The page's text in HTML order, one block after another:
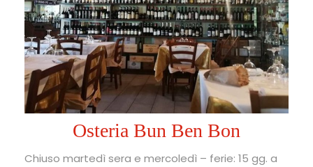
Osteria Bun Ben Bon
Chiuso martedì sera e mercoledì – ferie: 15 gg. a